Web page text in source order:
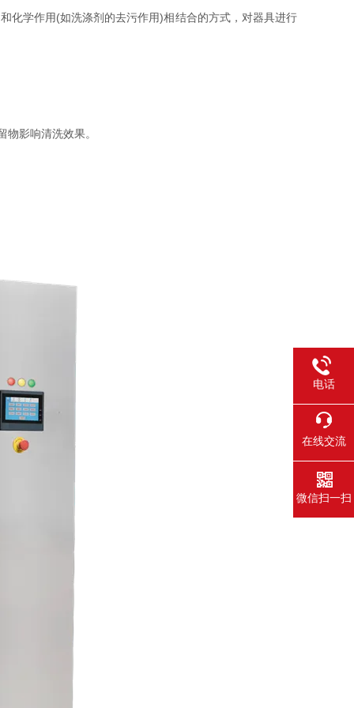
学作用(如洗涤剂的去污作用)相结合的方式，对器具进行
影响清洗效果。
电话
在线交流
微信扫一扫